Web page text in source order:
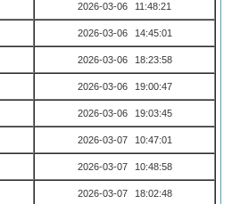
2026-03-06 11:48:21
2026-03-06 14:45:01
2026-03-06 18:23:58
2026-03-06 19:00:47
2026-03-06 19:03:45
2026-03-07 10:47:01
2026-03-07 10:48:58
2026-03-07 18:02:48